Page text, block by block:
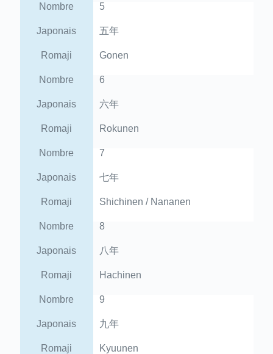
Nombre 5
Japonais 五年
Romaji Gonen
Nombre 6
Japonais 六年
Romaji Rokunen
Nombre 7
Japonais 七年
Romaji Shichinen / Nananen
Nombre 8
Japonais 八年
Romaji Hachinen
Nombre 9
Japonais 九年
Romaji Kyuunen